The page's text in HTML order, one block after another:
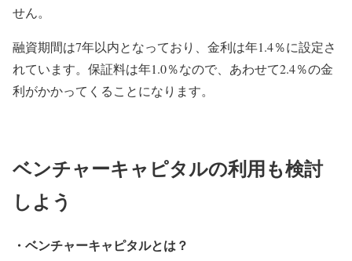
せん。
融資期間は7年以内となっており、金利は年1.4％に設定さ
れています。保証料は年1.0％なので、あわせて2.4％の金
利がかかってくることになります。
ベンチャーキャピタルの利用も検討
しよう
・ベンチャーキャピタルとは？